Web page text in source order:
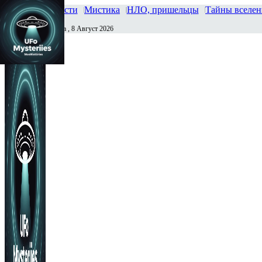
Главная Новости Мистика НЛО, пришельцы Тайны
Сегодня Суббота , 8 Август 2026